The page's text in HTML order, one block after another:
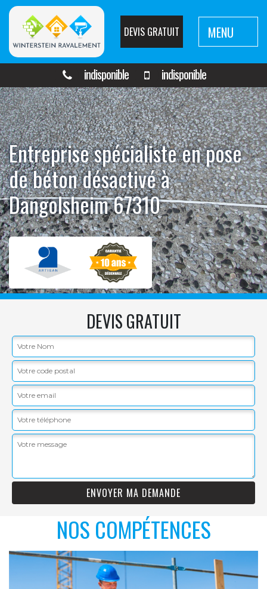
DEVIS GRATUIT MENU
indisponible indisponible
Entreprise spécialiste en pose
de béton désactivé à
Dangolsheim 67310
DEVIS GRATUIT
NOS COMPÉTENCES